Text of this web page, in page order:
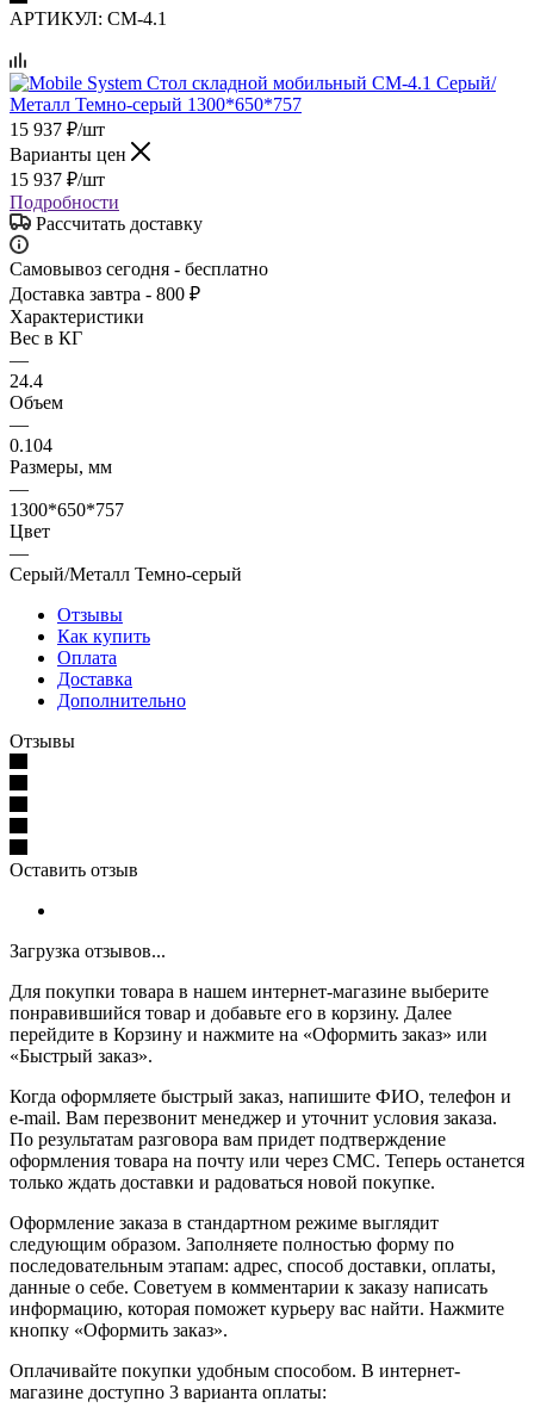
АРТИКУЛ: СМ-4.1
15 937 ₽/шт
Варианты цен
15 937 ₽/шт
Подробности
Рассчитать доставку
Самовывоз сегодня - бесплатно
Доставка завтра - 800 ₽
Характеристики
Вес в КГ
—
24.4
Объем
—
0.104
Размеры, мм
—
1300*650*757
Цвет
—
Серый/Металл Темно-серый
Отзывы
Как купить
Оплата
Доставка
Дополнительно
Отзывы
Оставить отзыв
Загрузка отзывов...
Для покупки товара в нашем интернет-магазине выберите
понравившийся товар и добавьте его в корзину. Далее
перейдите в Корзину и нажмите на «Оформить заказ» или
«Быстрый заказ».
Когда оформляете быстрый заказ, напишите ФИО, телефон и
e-mail. Вам перезвонит менеджер и уточнит условия заказа.
По результатам разговора вам придет подтверждение
оформления товара на почту или через СМС. Теперь останется
только ждать доставки и радоваться новой покупке.
Оформление заказа в стандартном режиме выглядит
следующим образом. Заполняете полностью форму по
последовательным этапам: адрес, способ доставки, оплаты,
данные о себе. Советуем в комментарии к заказу написать
информацию, которая поможет курьеру вас найти. Нажмите
кнопку «Оформить заказ».
Оплачивайте покупки удобным способом. В интернет-
магазине доступно 3 варианта оплаты: